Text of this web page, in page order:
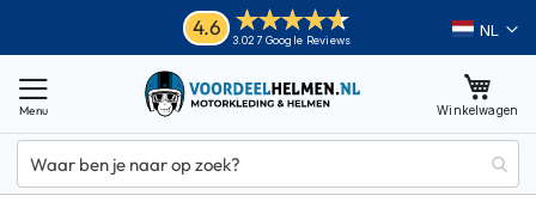
4.6
3.027 Google Reviews
Ga
naar
inhoud
Taal
Winkelwagen
M
o
t
o
h